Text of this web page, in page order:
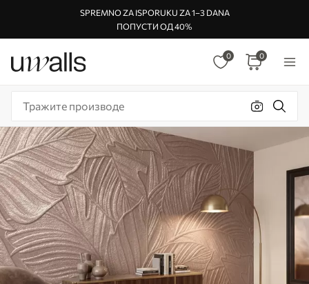
SPREMNO ZA ISPORUKU ZA 1–3 DANA
ПОПУСТИ ОД 40%
0 0